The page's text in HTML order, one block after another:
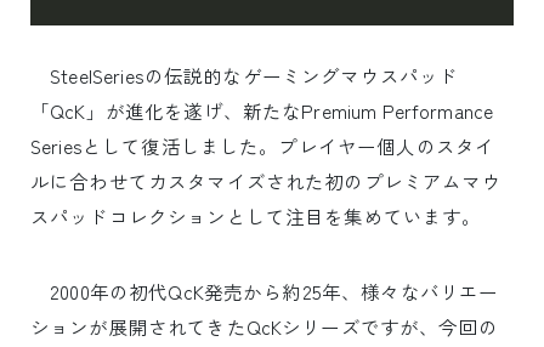
SteelSeriesの伝説的なゲーミングマウスパッド
「QcK」が進化を遂げ、新たなPremium Performance
Seriesとして復活しました。プレイヤー個人のスタイ
ルに合わせてカスタマイズされた初のプレミアムマウ
スパッドコレクションとして注目を集めています。
2000年の初代QcK発売から約25年、様々なバリエー
ションが展開されてきたQcKシリーズですが、今回の